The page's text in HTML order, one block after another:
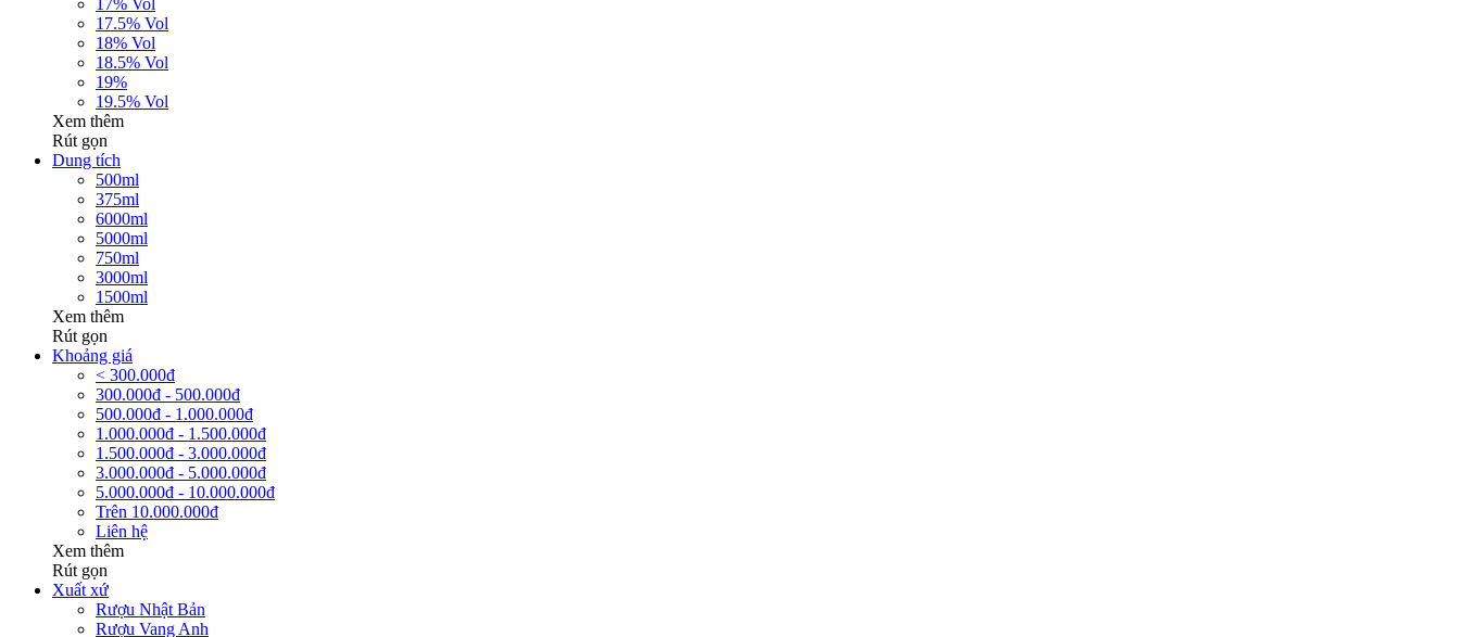
17% Vol
17.5% Vol
18% Vol
18.5% Vol
19%
19.5% Vol
Xem thêm
Rút gọn
Dung tích
500ml
375ml
6000ml
5000ml
750ml
3000ml
1500ml
Xem thêm
Rút gọn
Khoảng giá
< 300.000đ
300.000đ - 500.000đ
500.000đ - 1.000.000đ
1.000.000đ - 1.500.000đ
1.500.000đ - 3.000.000đ
3.000.000đ - 5.000.000đ
5.000.000đ - 10.000.000đ
Trên 10.000.000đ
Liên hệ
Xem thêm
Rút gọn
Xuất xứ
Rượu Nhật Bản
Rượu Vang Anh